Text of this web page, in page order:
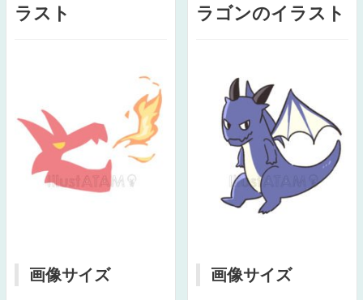
ラスト
画像サイズ
ラゴンのイラスト
画像サイズ